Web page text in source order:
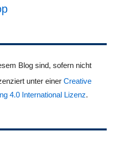
Blog sind, sofern nicht
unter einerCreative
4.0 International Lizenz.